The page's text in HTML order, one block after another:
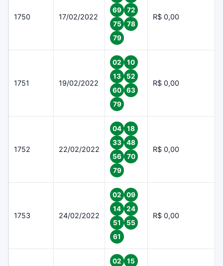
1750 17/02/2022
69
72
75
78
79
R$ 0,00
1751 19/02/2022
02
10
13
52
60
63
79
R$ 0,00
1752 22/02/2022
04
18
33
48
56
70
79
R$ 0,00
1753 24/02/2022
02
09
14
24
51
55
61
R$ 0,00
02
15